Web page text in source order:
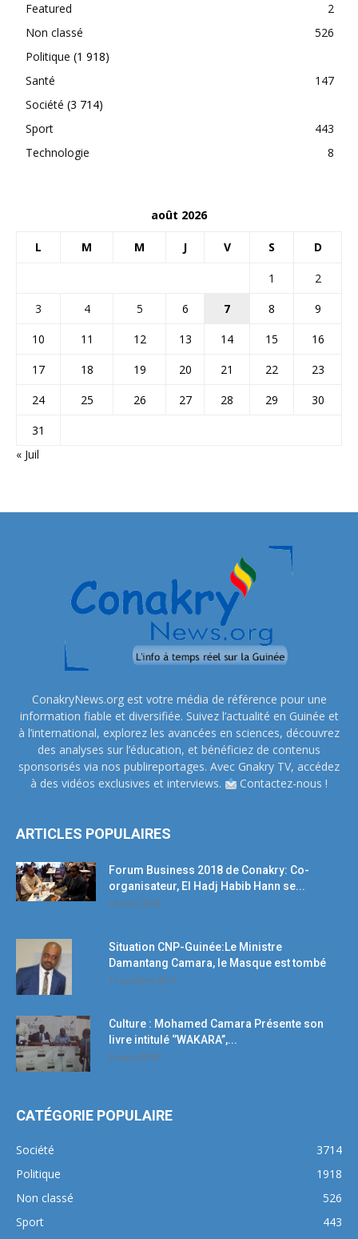
Featured
2
Non classé
526
Politique (1 918)
Santé
147
Société (3 714)
Sport
443
Technologie
8
août 2026
L M M J V S D
1
2
3
4 5 6 7 8
9
10
11 12 13 14 15
16
17
18 19 20 21 22
23
24
25 26 27 28 29
30
31
« Juil
ConakryNews.org est votre média de référence pour une
information fiable et diversifiée. Suivez l’actualité en Guinée et
à l’international, explorez les avancées en sciences, découvrez
des analyses sur l’éducation, et bénéficiez de contenus
sponsorisés via nos publireportages. Avec Gnakry TV, accédez
à des vidéos exclusives et interviews.
Contactez-nous !
ARTICLES POPULAIRES
Forum Business 2018 de Conakry: Co-
organisateur, El Hadj Habib Hann se...
19 avril 2018
Situation CNP-Guinée:Le Ministre
Damantang Camara, le Masque est tombé
11 octobre 2017
Culture : Mohamed Camara Présente son
livre intitulé ‘’WAKARA’’,...
5 mars 2018
CATÉGORIE POPULAIRE
Société
3714
Politique
1918
Non classé
526
Sport
443